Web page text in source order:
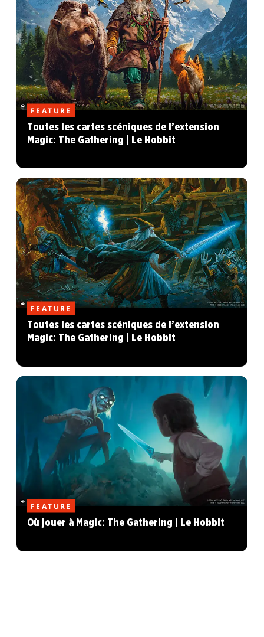
FEATURE
Toutes les cartes scéniques de l’extension
Magic: The Gathering | Le Hobbit
FEATURE
Toutes les cartes scéniques de l’extension
Magic: The Gathering | Le Hobbit
FEATURE
Où jouer à Magic: The Gathering | Le Hobbit